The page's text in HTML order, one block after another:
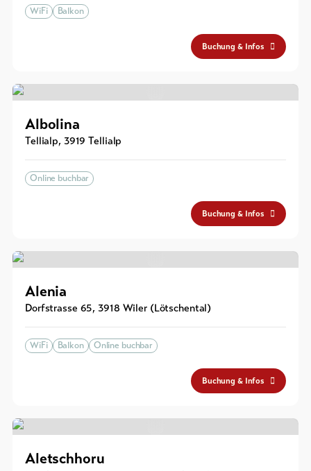
WiFi Balkon
Buchung & Infos
Albolina
Tellialp, 3919 Tellialp
Online buchbar
Buchung & Infos
Alenia
Dorfstrasse 65, 3918 Wiler (Lötschental)
WiFi Balkon Online buchbar
Buchung & Infos
Aletschhoru